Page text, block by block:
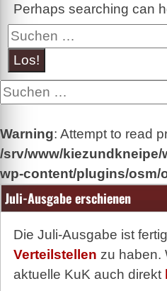
Perhaps searching can
Suche
Suche
Warning: Attempt to read
/srv/www/
wp-content/plugins/osm/
Juli-Ausgabe erschienen
Die Juli-Ausgabe ist
Verteilstellen zu haben.
aktuelle KuK auch direkt